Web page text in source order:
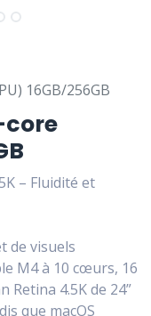
16GB/256GB
core
– Fluidité et
de visuels
M4 à 10 cœurs, 16
Retina 4.5K de 24”
que macOS